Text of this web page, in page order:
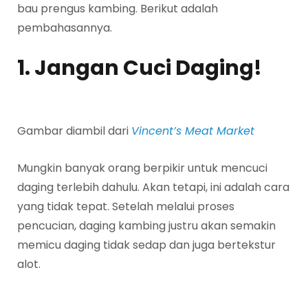
bau prengus kambing. Berikut adalah
pembahasannya.
1. Jangan Cuci Daging!
Gambar diambil dari Vincent’s Meat Market
Mungkin banyak orang berpikir untuk mencuci
daging terlebih dahulu. Akan tetapi, ini adalah cara
yang tidak tepat. Setelah melalui proses
pencucian, daging kambing justru akan semakin
memicu daging tidak sedap dan juga bertekstur
alot.